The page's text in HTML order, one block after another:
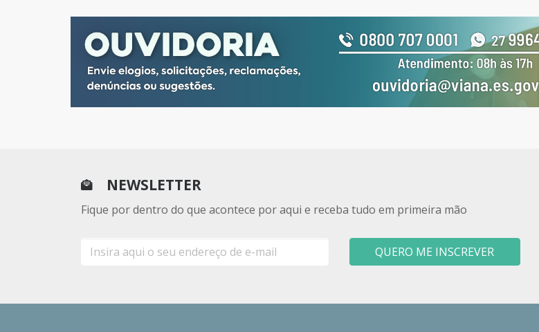
NEWSLETTER
Fique por dentro do que acontece por aqui e receba tudo em primeira mão
mail
QUERO ME INSCREVER